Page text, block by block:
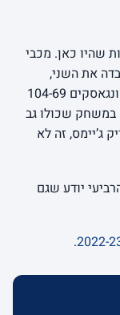
שהיו כאן. מכבי
הפתיחה במונאקו 79-67, איבדה את השני,
הפסידה בית ראשון 83-78, ואז רמסה את המונגאסקים 104-69
נקודות הפרש במשחק שכולו גב
ג’יימס, זה לא
יודע שגם
.